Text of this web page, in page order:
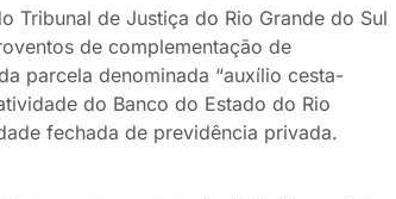
Tribunal de Justiça do Rio Grande do Sul
de complementação de
parcela denominada “auxílio cesta-
do Banco do Estado do Rio
fechada de previdência privada.